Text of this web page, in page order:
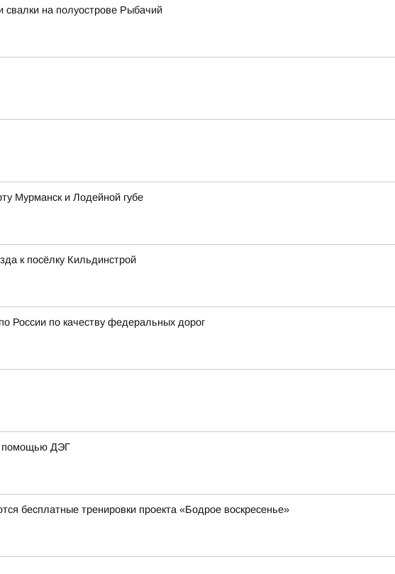
свалки на полуострове Рыбачий
Мурманск и Лодейной губе
к посёлку Кильдинстрой
России по качеству федеральных дорог
помощью ДЭГ
бесплатные тренировки проекта «Бодрое воскресенье»